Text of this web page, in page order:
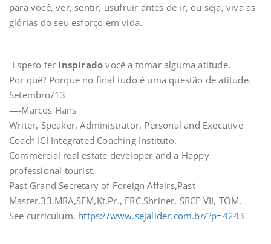
para você, ver, sentir, usufruir antes de ir, ou seja, viva as
glórias do seu esforço em vida.
–
-Espero ter inspirado você a tomar alguma atitude.
Por quê? Porque no final tudo é uma questão de atitude.
Setembro/13
—-Marcos Hans
Writer, Speaker, Administrator, Personal and Executive
Coach ICI Integrated Coaching Instituto.
Commercial real estate developer and a Happy
professional tourist.
Past Grand Secretary of Foreign Affairs,Past
Master,33,MRA,SEM,Kt.Pr., FRC,Shriner, SRCF VII, TOM.
See curriculum. https://www.sejalider.com.br/?p=4243